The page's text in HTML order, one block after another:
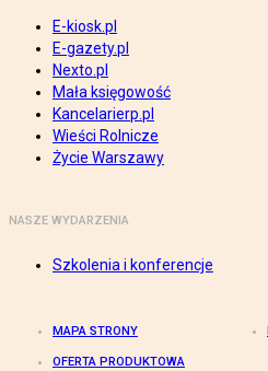
E-kiosk.pl
E-gazety.pl
Nexto.pl
Mała księgowość
Kancelarierp.pl
Wieści Rolnicze
Życie Warszawy
NASZE WYDARZENIA
Szkolenia i konferencje
MAPA STRONY
OFERTA PRODUKTOWA